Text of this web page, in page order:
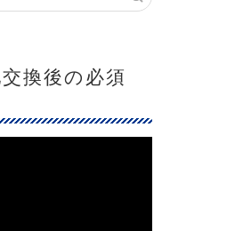
換後の必須